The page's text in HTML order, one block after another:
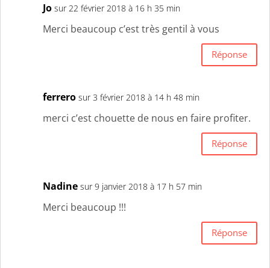
Jo sur 22 février 2018 à 16 h 35 min
Merci beaucoup c’est très gentil à vous
Réponse
ferrero sur 3 février 2018 à 14 h 48 min
merci c’est chouette de nous en faire profiter.
Réponse
Nadine sur 9 janvier 2018 à 17 h 57 min
Merci beaucoup !!!
Réponse